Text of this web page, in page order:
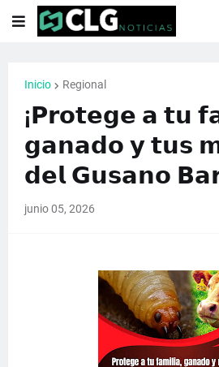
Inicio Regional
¡𝗣𝗿𝗼𝘁𝗲𝗴𝗲 𝗮 𝘁𝘂
𝗴𝗮𝗻𝗮𝗱𝗼 𝘆 𝘁𝘂𝘀
𝗱𝗲𝗹 𝗚𝘂𝘀𝗮𝗻𝗼
junio 05, 2026